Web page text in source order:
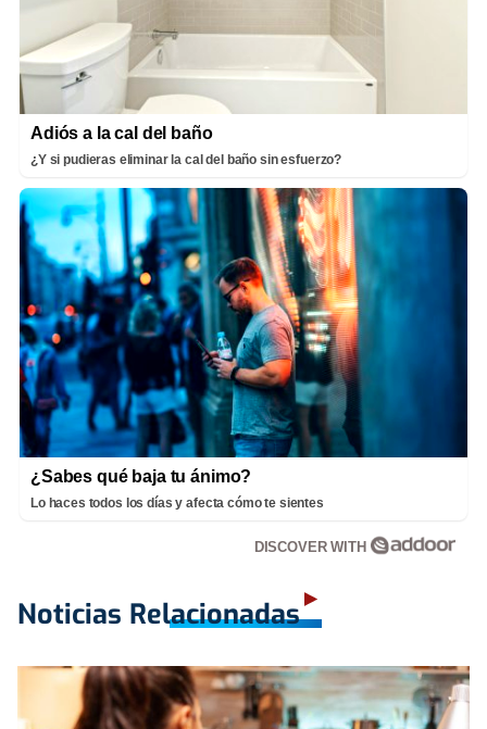
Adiós a la cal del baño
¿Y si pudieras eliminar la cal del baño sin esfuerzo?
¿Sabes qué baja tu ánimo?
Lo haces todos los días y afecta cómo te sientes
DISCOVER WITH
Noticias Relacionadas